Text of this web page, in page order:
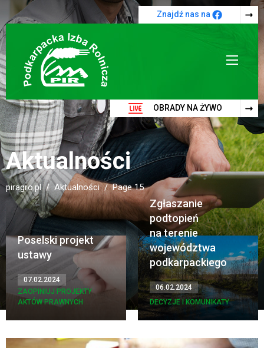
Przejdź do treści
Znajdź nas na
OBRADY NA ŻYWO
Aktualności
piragro.pl Aktualności Page 15
Poselski projekt
ustawy
07.02.2024
ZAOPINIUJ PROJEKTY
AKTÓW PRAWNYCH
Zgłaszanie
podtopień
na terenie
województwa
podkarpackiego
06.02.2024
DECYZJE I KOMUNIKATY